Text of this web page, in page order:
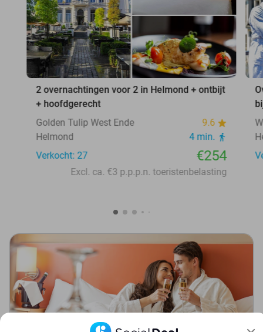
2 overnachtingen voor 2 in Helmond + ontbijt
+ hoofdgerecht
Golden Tulip West Ende
9.6
Helmond
4 min.
Verkocht: 27
€254
Excl. ca. €3 p.p.p.n. toeristenbelasting